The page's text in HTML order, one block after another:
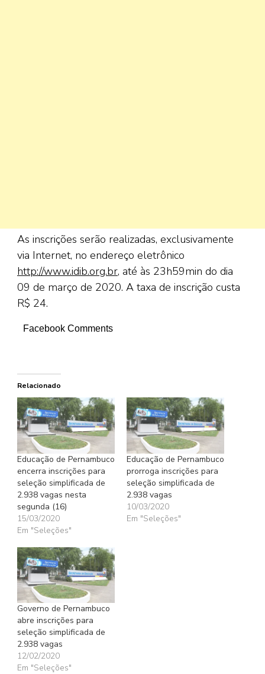
As inscrições serão realizadas, exclusivamente
via Internet, no endereço eletrônico
http://www.idib.org.br, até às 23h59min do dia
09 de março de 2020. A taxa de inscrição custa
R$ 24.
Facebook Comments
Relacionado
Educação de Pernambuco
encerra inscrições para
seleção simplificada de
2.938 vagas nesta
segunda (16)
15/03/2020
Em "Seleções"
Educação de Pernambuco
prorroga inscrições para
seleção simplificada de
2.938 vagas
10/03/2020
Em "Seleções"
Governo de Pernambuco
abre inscrições para
seleção simplificada de
2.938 vagas
12/02/2020
Em "Seleções"